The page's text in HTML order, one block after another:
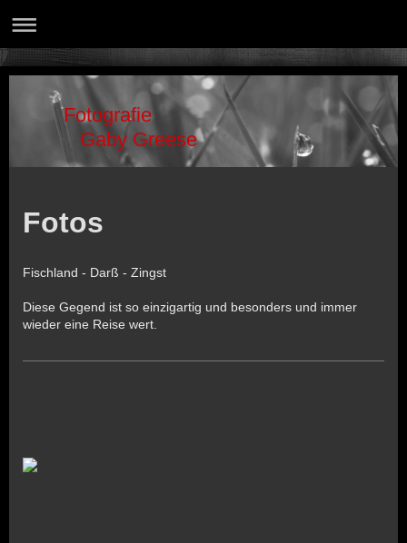
Fotografie
Gaby Greese
Fotos
Fischland - Darß - Zingst
Diese Gegend ist so einzigartig und besonders und immer
wieder eine Reise wert.